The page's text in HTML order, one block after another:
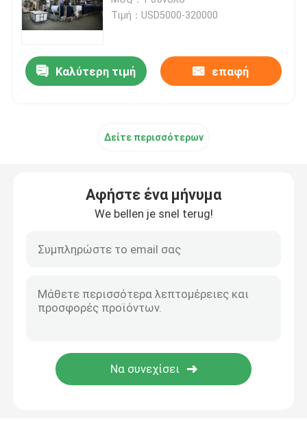
Μηχανή ρύθμισης θερμότητας υφάσματος
υφαντική βάφοντας μηχανή
Μηχανή υφαντικής εκτύπωσης
Πέστε την αποξηραντική μηχανή
Χαλαρώστε την ξηρότερη μηχανή
Τιμή：USD5000-320000
Καλύτερη τιμή επαφή
Δείτε περισσότερων
Αφήστε ένα μήνυμα
We bellen je snel terug!